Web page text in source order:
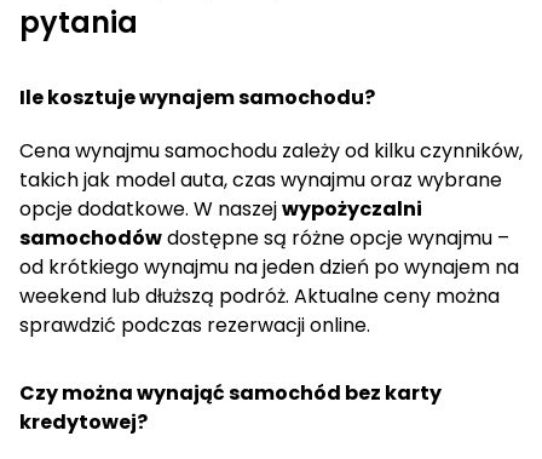
pytania
Ile kosztuje wynajem samochodu?
Cena wynajmu samochodu zależy od kilku czynników,
takich jak model auta, czas wynajmu oraz wybrane
opcje dodatkowe. W naszejwypożyczalni
samochodówdostępne są różne opcje wynajmu –
od krótkiego wynajmu na jeden dzień po wynajem na
weekend lub dłuższą podróż. Aktualne ceny można
sprawdzić podczas rezerwacji online.
Czy można wynająć samochód bez karty
kredytowej?